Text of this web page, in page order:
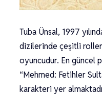
Tuba Ünsal, 1997
dizilerinde çeşitli
oyuncudur. En güncel
“Mehmed: Fetihler
karakteri yer